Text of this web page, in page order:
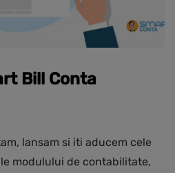
Bill Conta
lansam si iti aducem cele
modulului de contabilitate,